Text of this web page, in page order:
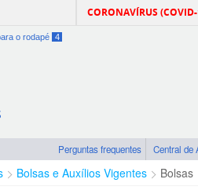
CORONAVÍRUS
o rodapé 4
Perguntas frequentes Central de
Bolsas e Auxílios Vigentes Bolsas